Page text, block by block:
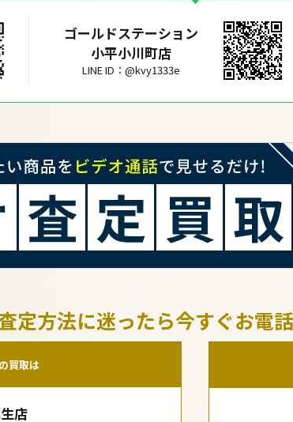
ゴールドステーション
小平小川町店
LINE ID：@kvy1333e
定方法に迷ったら今すぐお電
買取は
店